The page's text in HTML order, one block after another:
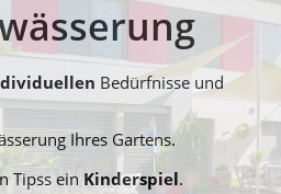
Bedürfnisse und
Ihres Gartens.
Tipss einKinderspiel.